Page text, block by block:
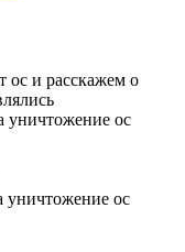
ос и расскажем о